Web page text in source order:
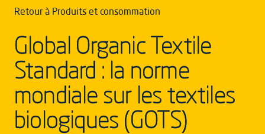
Retour à Produits et consommation
Global Organic Textile
Standard : la norme
mondiale sur les textiles
biologiques (GOTS)